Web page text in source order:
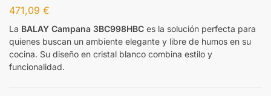
471,09 €
La BALAY Campana 3BC998HBC es la solución perfecta para
quienes buscan un ambiente elegante y libre de humos en su
cocina. Su diseño en cristal blanco combina estilo y
funcionalidad.